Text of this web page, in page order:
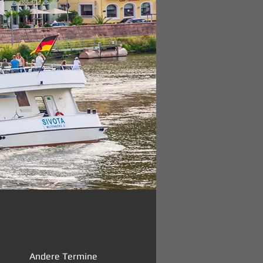
Andere Termine